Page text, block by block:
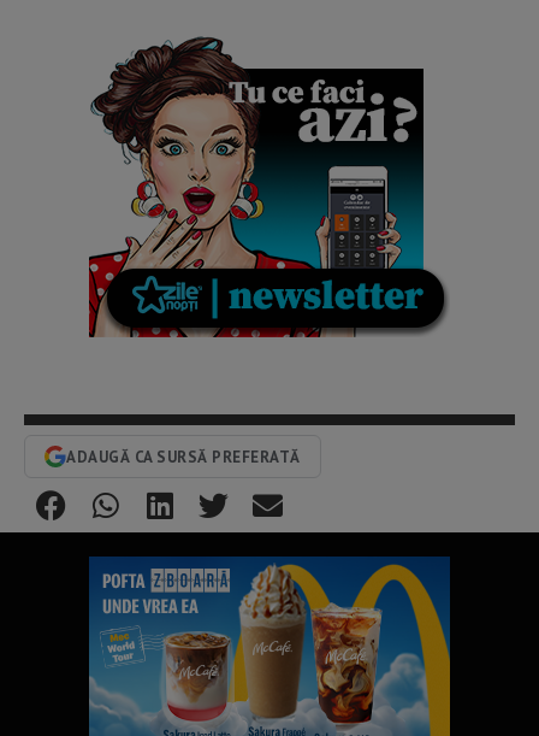
ADAUGĂ CA SURSĂ PREFERATĂ